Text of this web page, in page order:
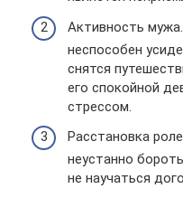
Активность
неспособен
снятся
его спокойной
стрессом.
Расстановка
неустанно
не научаться